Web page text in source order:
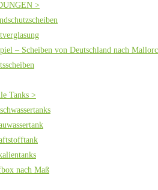
>
– Scheiben von Deutschland nach
Tanks >
nach Maß